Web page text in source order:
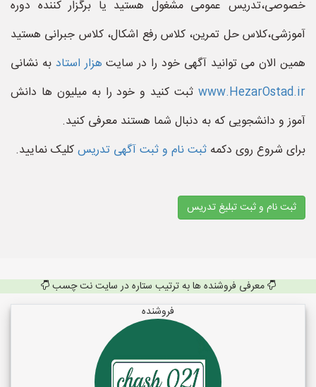
خصوصی،تدریس عمومی مشغول هستید یا برگزار کننده دوره
آموزشی،کلاس حل تمرین، کلاس رفع اشکال، کلاس جبرانی هستید
همین الان می توانید آگهی خود را در سایت هزار استاد به نشانی
www.HezarOstad.ir ثبت کنید و خود را به میلیون ها دانش
آموز و دانشجویی که به دنبال شما هستند معرفی کنید.
برای شروع روی دکمه ثبت نام و ثبت آگهی تدریسکلیک نمایید.
ثبت نام و ثبت تبلیغ تدریس
معرفی فروشنده ها به ترتیب ستاره در سایت نت چسب
فروشنده